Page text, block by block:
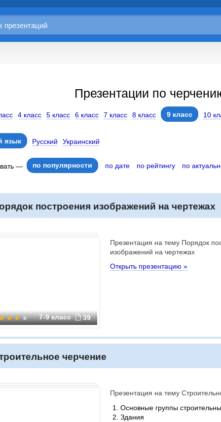
Презентации по
4 класс 5 класс 6 класс 7 класс 8 класс 9 класс 10
язык Русский Украинский
— по популярности по дате по рейтингу по
построения изображений на чертежах
7-9 класс 39
Презентация на тему Порядок
изображений на чертежах
Открыть презентацию »
черчение
Презентация на тему
Основные группы
Здания